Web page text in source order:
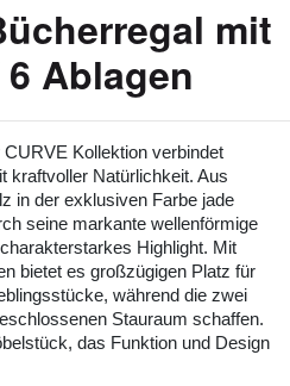
mit
Ablagen
Kollektion verbindet
kraftvoller Natürlichkeit. Aus
in der exklusiven Farbe jade
seine markante wellenförmige
Highlight. Mit
bietet es großzügigen Platz für
während die zwei
Stauraum schaffen.
das Funktion und Design